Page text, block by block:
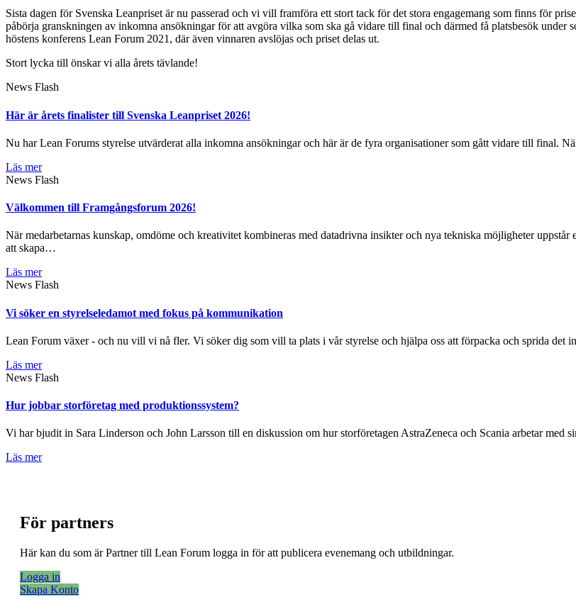
Sista dagen för Svenska Leanpriset är nu passerad och vi vill framföra ett stort tack för det stora engagemang som finns för
påbörja granskningen av inkomna ansökningar för att avgöra vilka som ska gå vidare till final och därmed få platsbesök under
höstens konferens Lean Forum 2021, där även vinnaren avslöjas och priset delas ut.
Stort lycka till önskar vi alla årets tävlande!
News Flash
Här är årets finalister till Svenska Leanpriset 2026!
Nu har Lean Forums styrelse utvärderat alla inkomna ansökningar och här är de fyra organisationer som gått vidare till final.
Läs mer
News Flash
Välkommen till Framgångsforum 2026!
När medarbetarnas kunskap, omdöme och kreativitet kombineras med datadrivna insikter och nya tekniska möjligheter
att skapa…
Läs mer
News Flash
Vi söker en styrelseledamot med fokus på kommunikation
Lean Forum växer - och nu vill vi nå fler. Vi söker dig som vill ta plats i vår styrelse och hjälpa oss att förpacka och sprida det
Läs mer
News Flash
Hur jobbar storföretag med produktionssystem?
Vi har bjudit in Sara Linderson och John Larsson till en diskussion om hur storföretagen AstraZeneca och Scania arbetar
Läs mer
För partners
Här kan du som är Partner till Lean Forum logga in för att publicera evenemang och utbildningar.
Logga in
Skapa Konto